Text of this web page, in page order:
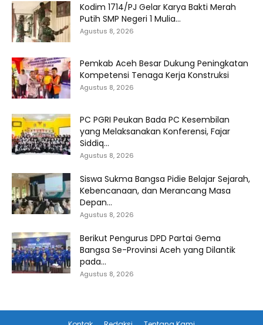
Kodim 1714/PJ Gelar Karya Bakti Merah
Putih SMP Negeri 1 Mulia...
Agustus 8, 2026
Pemkab Aceh Besar Dukung Peningkatan
Kompetensi Tenaga Kerja Konstruksi
Agustus 8, 2026
PC PGRI Peukan Bada PC Kesembilan
yang Melaksanakan Konferensi, Fajar
Siddiq...
Agustus 8, 2026
Siswa Sukma Bangsa Pidie Belajar Sejarah,
Kebencanaan, dan Merancang Masa
Depan...
Agustus 8, 2026
Berikut Pengurus DPD Partai Gema
Bangsa Se-Provinsi Aceh yang Dilantik
pada...
Agustus 8, 2026